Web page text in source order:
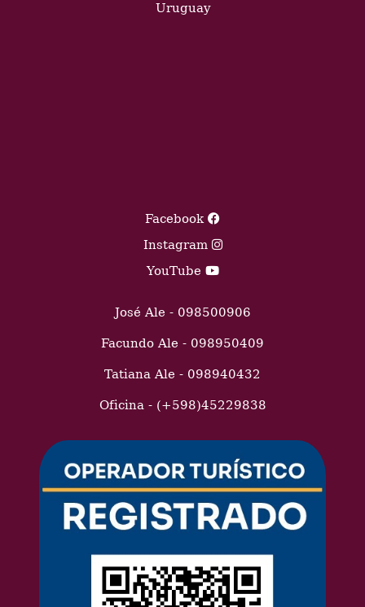
Uruguay
Facebook
Instagram
YouTube
José Ale - 098500906
Facundo Ale - 098950409
Tatiana Ale - 098940432
Oficina - (+598)45229838